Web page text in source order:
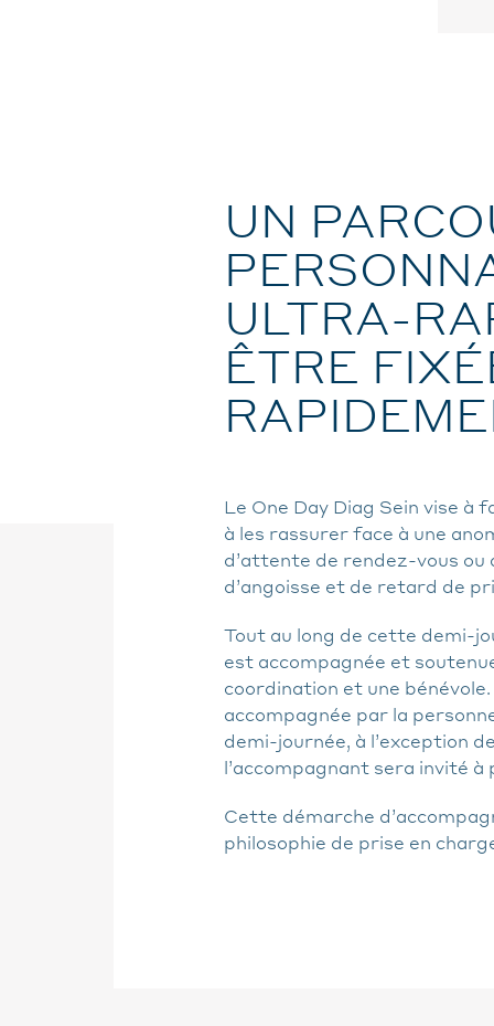
UN
ULTRA-
ÊTRE
Le One Day Diag Sein vise
à les rassurer face à une
d’attente de rendez-vous
d’angoisse et de retard de
Tout au long de cette demi-
est accompagnée et
coordination et une
accompagnée par la
demi-journée, à l’exception
l’accompagnant sera invité
Cette démarche
philosophie de prise en